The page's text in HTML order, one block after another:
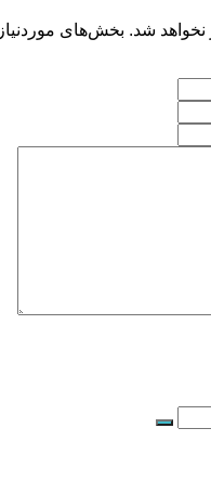
نخواهد شد. بخش‌های موردنیاز